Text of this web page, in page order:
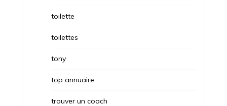
toilette
toilettes
tony
top annuaire
trouver un coach